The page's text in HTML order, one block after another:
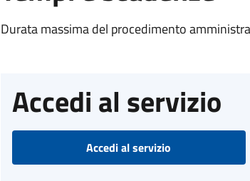
Durata massima del procedimento
Accedi al servizio
Accedi al servizio